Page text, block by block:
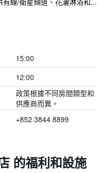
15:00
12:00
政策根據不同房間類型和
供應商而異。
+852 3844 8899
的福利和設施